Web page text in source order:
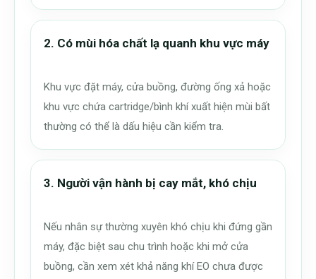
2. Có mùi hóa chất lạ quanh khu vực máy
Khu vực đặt máy, cửa buồng, đường ống xả hoặc
khu vực chứa cartridge/bình khí xuất hiện mùi bất
thường có thể là dấu hiệu cần kiểm tra.
3. Người vận hành bị cay mắt, khó chịu
Nếu nhân sự thường xuyên khó chịu khi đứng gần
máy, đặc biệt sau chu trình hoặc khi mở cửa
buồng, cần xem xét khả năng khí EO chưa được